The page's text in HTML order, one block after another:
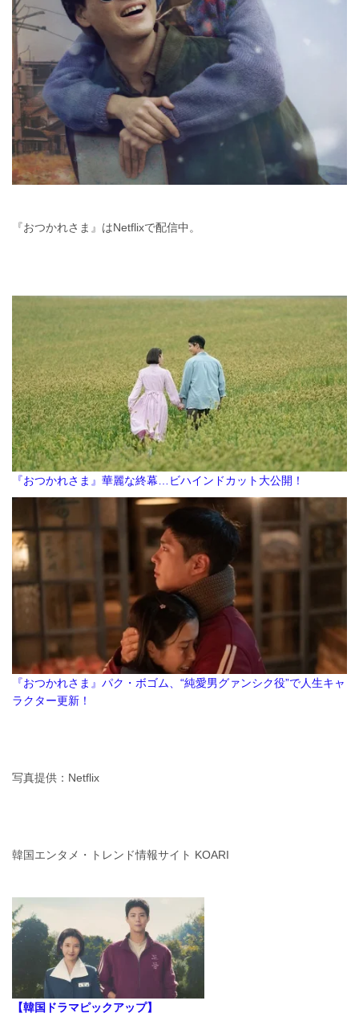
『おつかれさま』はNetflixで配信中。
『おつかれさま』華麗な終幕…ビハインドカット大公開！
『おつかれさま』パク・ボゴム、“純愛男グァンシク役”で人生キャ
ラクター更新！
写真提供：Netflix
韓国エンタメ・トレンド情報サイト KOARI
【韓国ドラマピックアップ】